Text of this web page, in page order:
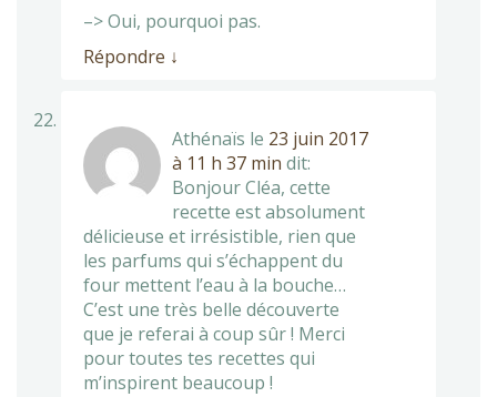
–> Oui, pourquoi pas.
Répondre ↓
Athénaïs le 23 juin 2017
à 11 h 37 min dit:
Bonjour Cléa, cette
recette est absolument
délicieuse et irrésistible, rien que
les parfums qui s’échappent du
four mettent l’eau à la bouche…
C’est une très belle découverte
que je referai à coup sûr ! Merci
pour toutes tes recettes qui
m’inspirent beaucoup !